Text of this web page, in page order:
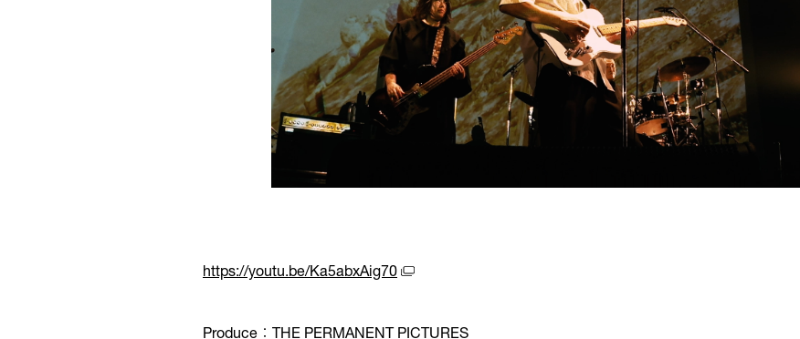
https://youtu.be/Ka5abxAig70
Produce：THE PERMANENT PICTURES